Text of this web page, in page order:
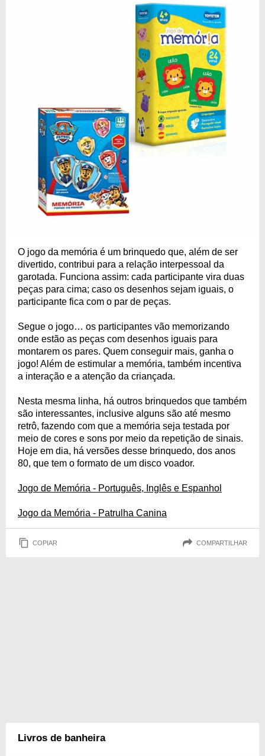
O jogo da memória é um brinquedo que, além de ser
divertido, contribui para a relação interpessoal da
garotada. Funciona assim: cada participante vira duas
peças para cima; caso os desenhos sejam iguais, o
participante fica com o par de peças.
Segue o jogo… os participantes vão memorizando
onde estão as peças com desenhos iguais para
montarem os pares. Quem conseguir mais, ganha o
jogo! Além de estimular a memória, também incentiva
a interação e a atenção da criançada.
Nesta mesma linha, há outros brinquedos que também
são interessantes, inclusive alguns são até mesmo
retrô, fazendo com que a memória seja testada por
meio de cores e sons por meio da repetição de sinais.
Hoje em dia, há versões desse brinquedo, dos anos
80, que tem o formato de um disco voador.
Jogo de Memória - Português, Inglês e Espanhol
Jogo da Memória - Patrulha Canina
COPIAR COMPARTILHAR
Livros de banheira